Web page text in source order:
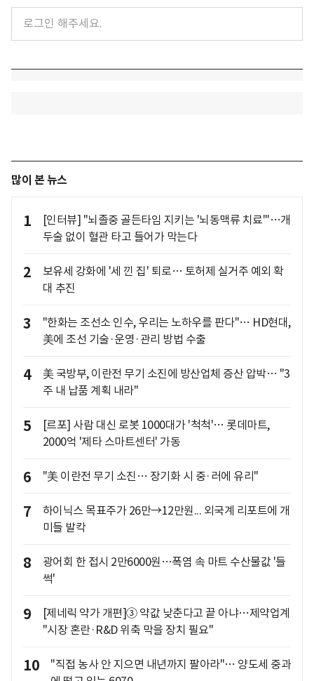
많이 본 뉴스
1
[인터뷰] "뇌졸중 골든타임 지키는 '뇌동맥류 치료'"…개
두술 없이 혈관 타고 들어가 막는다
2
보유세 강화에 '세 낀 집' 퇴로… 토허제 실거주 예외 확
대 추진
3
"한화는 조선소 인수, 우리는 노하우를 판다"… HD현대,
美에 조선 기술·운영·관리 방법 수출
4
美 국방부, 이란전 무기 소진에 방산업체 증산 압박… "3
주 내 납품 계획 내라"
5
[르포] 사람 대신 로봇 1000대가 '척척'… 롯데마트,
2000억 '제타 스마트센터' 가동
6 "美 이란전 무기 소진… 장기화 시 중·러에 유리"
7
하이닉스 목표주가 26만→12만원... 외국계 리포트에 개
미들 발칵
8
광어회 한 접시 2만6000원…폭염 속 마트 수산물값 '들
썩'
9
[제네릭 약가 개편]③ 약값 낮춘다고 끝 아냐…제약업계
"시장 혼란·R&D 위축 막을 장치 필요"
10
"직접 농사 안 지으면 내년까지 팔아라"… 양도세 중과